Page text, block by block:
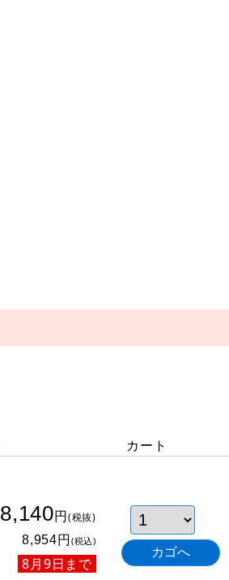
カート
8,140円(税抜)
8,954円(税込)
8月9日まで